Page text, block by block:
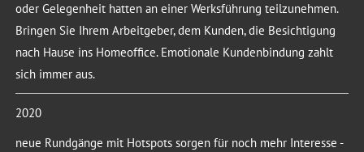
oder Gelegenheit hatten an einer Werksführung teilzunehmen.
Bringen Sie Ihrem Arbeitgeber, dem Kunden, die Besichtigung
nach Hause ins Homeoffice. Emotionale Kundenbindung zahlt
sich immer aus.
2020
neue Rundgänge mit Hotspots sorgen für noch mehr Interesse -